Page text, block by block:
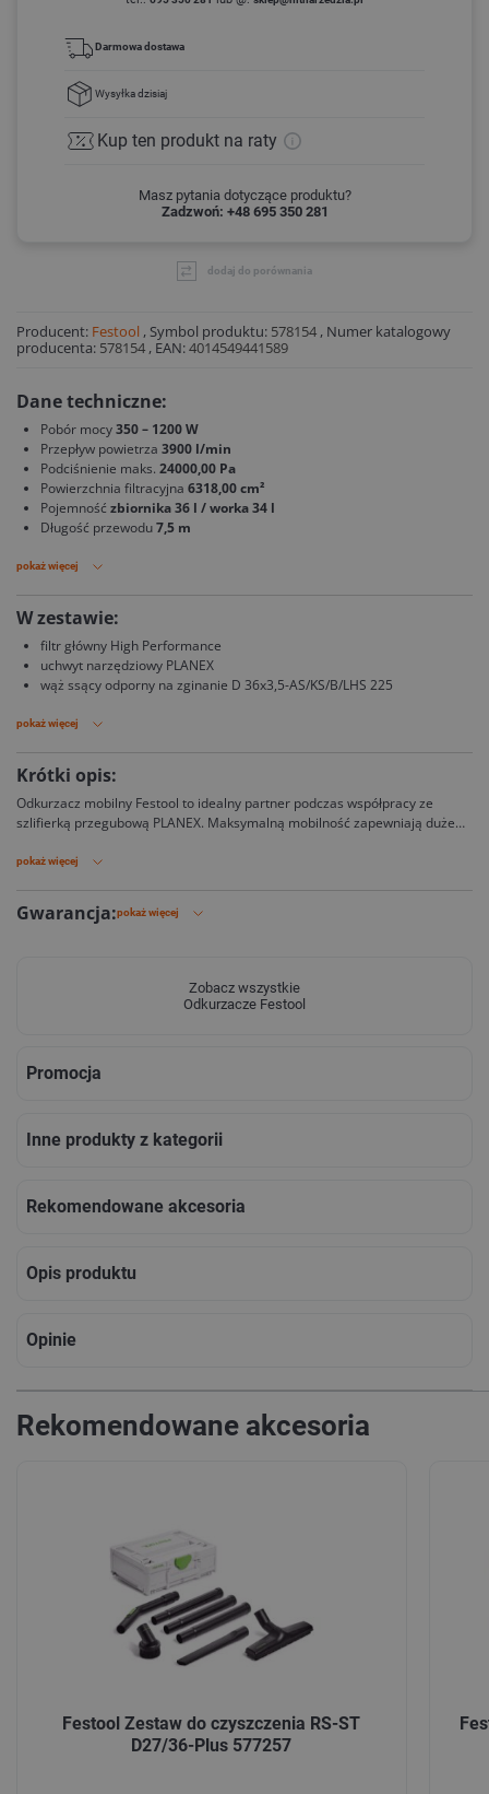
Darmowa dostawa
Wysyłkadzisiaj
Kup ten produkt na raty
Masz pytania dotyczące produktu?
Zadzwoń: +48 695 350 281
dodaj do porównania
Producent: Festool , Symbol produktu: 578154 , Numer katalogowy
producenta: 578154 , EAN:4014549441589
Dane techniczne:
Pobór mocy350 – 1200 W
Przepływ powietrza 3900 l/min
Podciśnienie maks. 24000,00 Pa
Powierzchnia filtracyjna 6318,00 cm²
Pojemność zbiornika 36 l / worka 34 l
Długość przewodu7,5 m
pokaż więcej
W zestawie:
filtr główny High Performance
uchwyt narzędziowy PLANEX
wąż ssący odporny na zginanie D 36x3,5-AS/KS/B/LHS 225
pokaż więcej
Krótki opis:
Odkurzacz mobilny Festool to idealny partner podczas współpracy ze
szlifierką przegubową PLANEX. Maksymalną mobilność zapewniają duże
każdej powierzchni. CTL 36 EI AC-PLANEX wyposażony został w funkcję
prawie całej objętości worka.
pokaż więcej
Gwarancja:pokaż więcej
Zobacz wszystkie
Odkurzacze Festool
Promocja
Inne produkty z kategorii
Rekomendowane akcesoria
Opis produktu
Opinie
Rekomendowane akcesoria
Festool Zestaw do czyszczenia RS-ST
D27/36-Plus 577257